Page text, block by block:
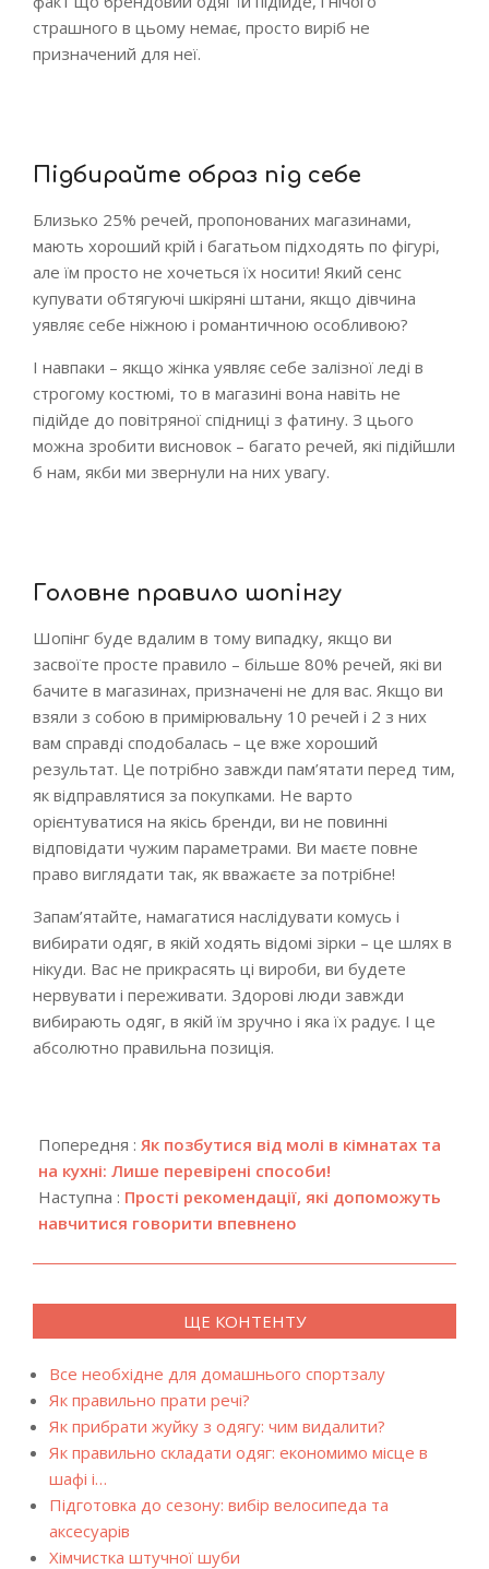
страшного в цьому немає, просто виріб не
призначений для неї.
Підбирайте образ під себе
Близько 25% речей, пропонованих магазинами,
мають хороший крій і багатьом підходять по фігурі,
але їм просто не хочеться їх носити! Який сенс
купувати обтягуючі шкіряні штани, якщо дівчина
уявляє себе ніжною і романтичною особливою?
І навпаки – якщо жінка уявляє себе залізної леді в
строгому костюмі, то в магазині вона навіть не
підійде до повітряної спідниці з фатину. З цього
можна зробити висновок – багато речей, які підійшли
б нам, якби ми звернули на них увагу.
Головне правило шопінгу
Шопінг буде вдалим в тому випадку, якщо ви
засвоїте просте правило – більше 80% речей, які ви
бачите в магазинах, призначені не для вас. Якщо ви
взяли з собою в примірювальну 10 речей і 2 з них
вам справді сподобалась – це вже хороший
результат. Це потрібно завжди пам’ятати перед тим,
як відправлятися за покупками. Не варто
орієнтуватися на якісь бренди, ви не повинні
відповідати чужим параметрами. Ви маєте повне
право виглядати так, як вважаєте за потрібне!
Запам’ятайте, намагатися наслідувати комусь і
вибирати одяг, в якій ходять відомі зірки – це шлях в
нікуди. Вас не прикрасять ці вироби, ви будете
нервувати і переживати. Здорові люди завжди
вибирають одяг, в якій їм зручно і яка їх радує. І це
абсолютно правильна позиція.
11-
14
Попередня : Як позбутися від молі в кімнатах та
на кухні: Лише перевірені способи!
Наступна : Прості рекомендації, які допоможуть
навчитися говорити впевнено
ЩЕ КОНТЕНТУ
Все необхідне для домашнього спортзалу
Як правильно прати речі?
Як прибрати жуйку з одягу: чим видалити?
Як правильно складати одяг: економимо місце в
шафі і…
Підготовка до сезону: вибір велосипеда та
аксесуарів
Хімчистка штучної шуби